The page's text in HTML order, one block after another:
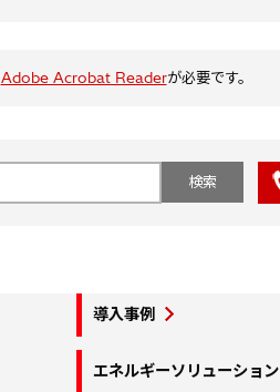
Adobe Acrobat Readerが必要です。
導入事例
エネルギーソリューション